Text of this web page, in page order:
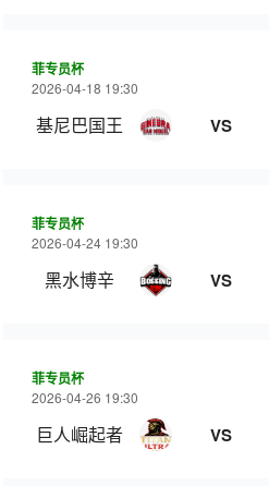
菲专员杯
2026-04-18 19:30
基尼巴国王 VS
菲专员杯
2026-04-24 19:30
黑水博辛 VS
菲专员杯
2026-04-26 19:30
巨人崛起者 VS